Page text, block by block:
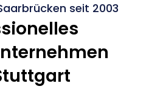
seit 2003